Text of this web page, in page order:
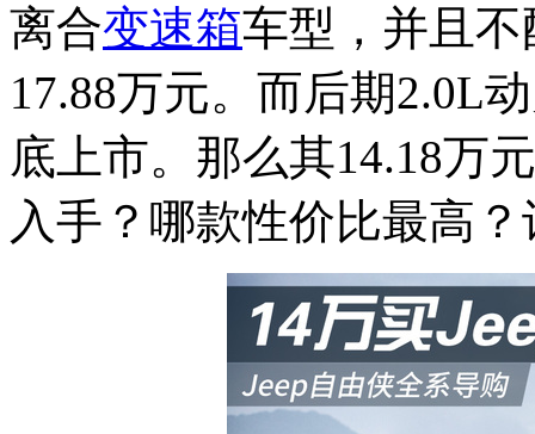
离合变速箱车型，并且不
17.88万元。而后期2.0L
底上市。那么其14.18万
入手？哪款性价比最高